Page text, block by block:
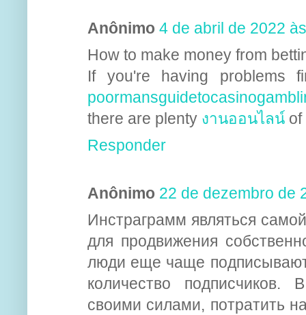
Anônimo 4 de abril de 2022
How to make money from
If you're having problems
there are plenty งานออนไลน์
Responder
Anônimo 22 de dezembro de
Инстраграмм являться
для продвижения
люди еще чаще
количество
своими силами, потратить